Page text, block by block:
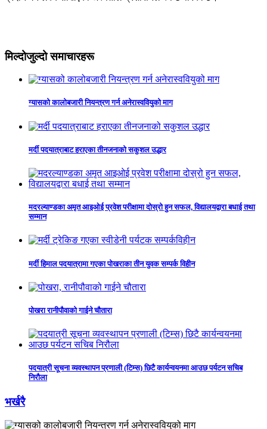
मिल्दोजुल्दो समाचारहरू
ग्यासको कालोबजारी नियन्त्रण गर्न अनेरास्ववियुको माग
मर्दी पदयात्राबाट हराएका तीनजनाको सकुशल उद्धार
मदरल्याण्डका अमृत आइओई प्रवेश परीक्षामा दोस्रो हुन सफल, विद्यालयद्वारा बधाई तथा
सम्मान
मर्दी हिमाल पदयात्रामा गएका पोखराका तीन युवक सम्पर्क विहीन
पोखरा रानीपौवाको गाईने चौतारा
पदयात्री सूचना व्यवस्थापन प्रणाली (टिम्स) छिटै कार्यन्वयनमा आउछ पर्यटन सचिब
निरौला
भर्खरै